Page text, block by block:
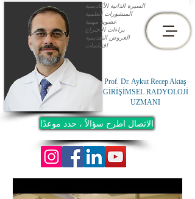
Prof. Dr. Aykut Recep Aktaş
GİRİŞİMSEL RADYOLOJİ
UZMANI
الاتصال اطرح سؤالاً ، حدد موعدًا
السيرة الذاتية الأكاديمية
المنشورات العلمية
عضوية مهنية
براءات الاختراع
العروض التقديمية
اقتباسات